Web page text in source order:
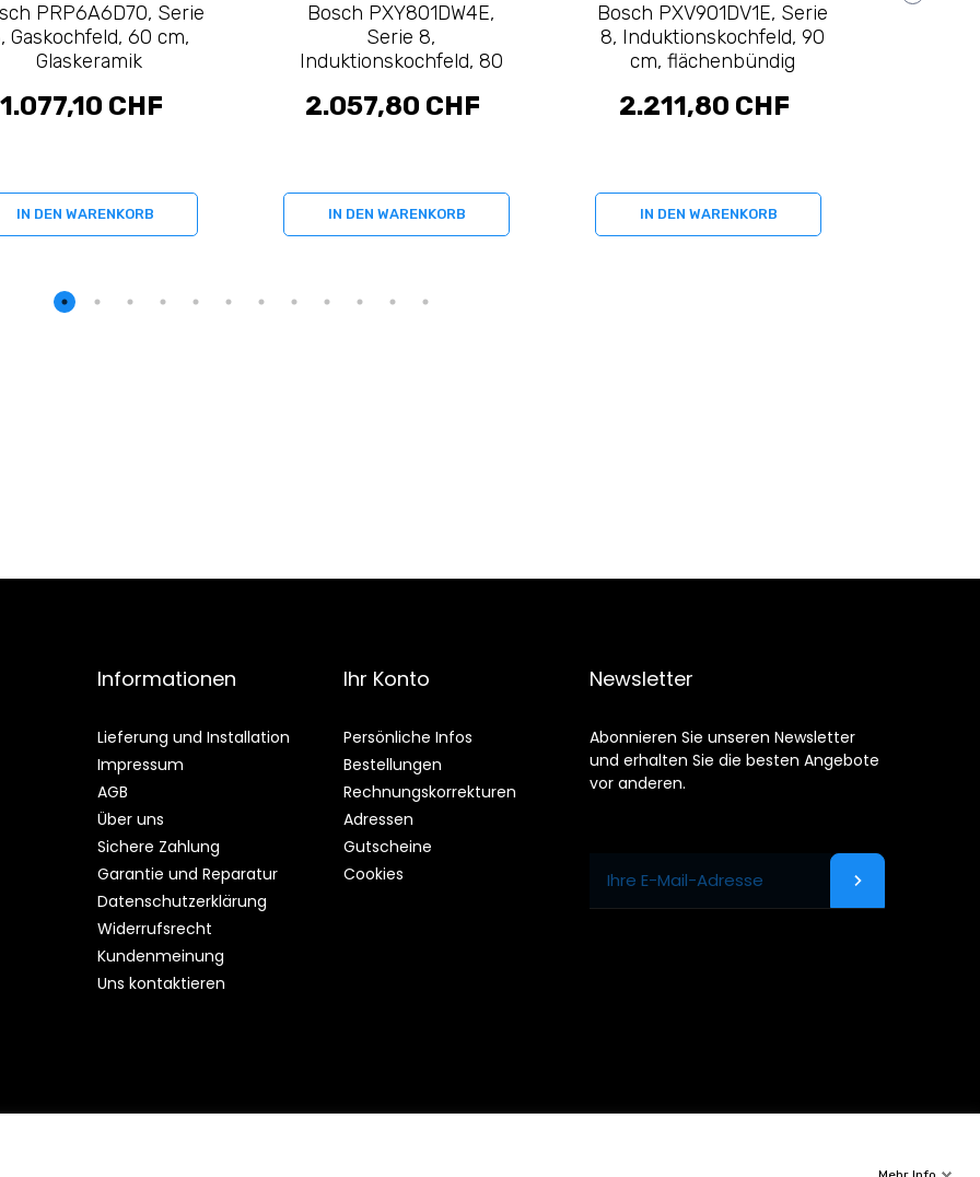
PRP6A6D70, Serie
Gaskochfeld, 60 cm,
Glaskeramik
1.077,10 CHF
IN DEN WARENKORB
Bosch PXY801DW4E,
Serie 8,
Induktionskochfeld, 80
2.057,80 CHF
IN DEN WARENKORB
Bosch PXV901DV1E, Serie
8, Induktionskochfeld, 90
cm, flächenbündig
2.211,80 CHF
IN DEN WARENKORB
Informationen
Lieferung und Installation
Impressum
AGB
Über uns
Sichere Zahlung
Garantie und Reparatur
Datenschutzerklärung
Widerrufsrecht
Kundenmeinung
Uns kontaktieren
Ihr Konto
Persönliche Infos
Bestellungen
Rechnungskorrekturen
Adressen
Gutscheine
Cookies
Newsletter
Abonnieren Sie unseren Newsletter
und erhalten Sie die besten Angebote
vor anderen.